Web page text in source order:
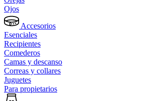
Ojos
Accesorios
Esenciales
Recipientes
Comederos
Camas y descanso
Correas y collares
Juguetes
Para propietarios